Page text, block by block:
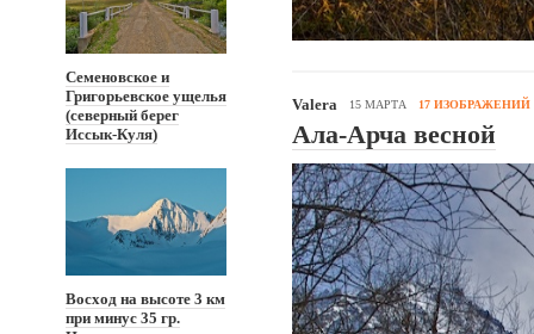
Семеновское и
Григорьевское ущелья
(северный берег
Иссык-Куля)
Восход на высоте 3 км
при минус 35 гр.
Valera 15 МАРТА 17 ИЗОБРАЖЕНИЙ
Ала-Арча весной